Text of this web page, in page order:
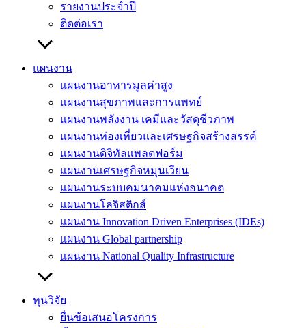
รายงานประจำปี
ติดต่อเรา
แผนงาน
แผนงานอาหารมูลค่าสูง
แผนงานสุขภาพและการแพทย์
แผนงานพลังงาน เคมีและวัสดุชีวภาพ
แผนงานท่องเที่ยวและเศรษฐกิจสร้างสรรค์
แผนงานดิจิทัลแพลตฟอร์ม
แผนงานเศรษฐกิจหมุนเวียน
แผนงานระบบคมนาคมแห่งอนาคต
แผนงานโลจิสติกส์
แผนงาน Innovation Driven Enterprises (IDEs)
แผนงาน Global partnership
แผนงาน National Quality Infrastructure
ทุนวิจัย
ยื่นข้อเสนอโครงการ